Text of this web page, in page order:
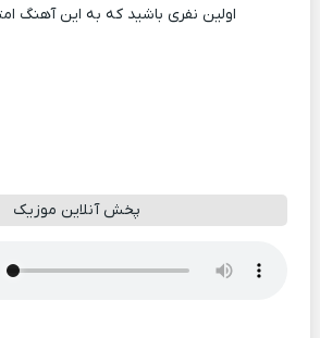
اولین نفری باشید که به این آهنگ
پخش آنلاین موزیک